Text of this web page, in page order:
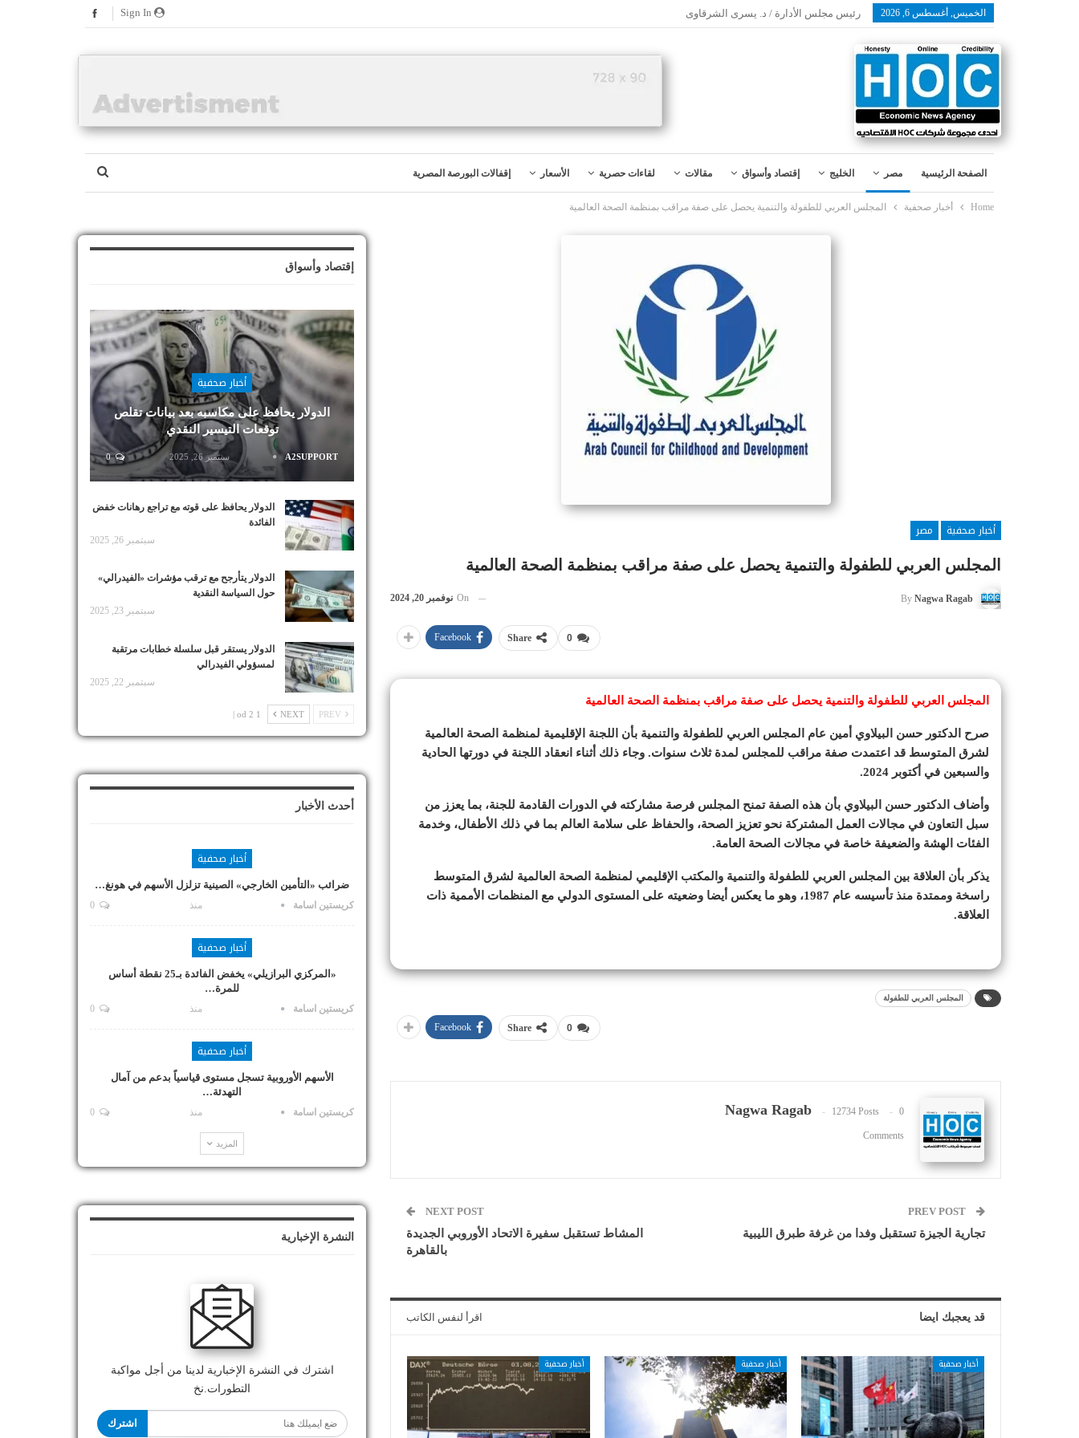
الخميس, أغسطس 6, 2026 رئيس مجلس الأدارة / د. يسرى الشرقاوى
الصفحة الرئيسية مصر الخليج إقتصاد وأسواق مقالات لقاءات حصرية الأسعار إقفالات البورصة المصرية
Home أخبار صحفية المجلس العربي للطفولة والتنمية يحصل على صفة مراقب بمنظمة الصحة العالمية
أخبار صحفية
مصر
المجلس العربي للطفولة والتنمية يحصل على صفة مراقب بمنظمة الصحة العالمية
By Nagwa Ragab
On نوفمبر 20, 2024
0
Share
Facebook
المجلس العربي للطفولة والتنمية يحصل على صفة مراقب بمنظمة الصحة العالمية
صرح الدكتور حسن البيلاوي أمين عام المجلس العربي للطفولة والتنمية بأن اللجنة الإقليمية لمنظمة الصحة العالمية
لشرق المتوسط قد اعتمدت صفة مراقب للمجلس لمدة ثلاث سنوات. وجاء ذلك أثناء انعقاد اللجنة في دورتها الحادية
والسبعين في أكتوبر 2024.
وأضاف الدكتور حسن البيلاوي بأن هذه الصفة تمنح المجلس فرصة مشاركته في الدورات القادمة للجنة، بما يعزز من
سبل التعاون في مجالات العمل المشتركة نحو تعزيز الصحة، والحفاظ على سلامة العالم بما في ذلك الأطفال، وخدمة
الفئات الهشة والضعيفة خاصة في مجالات الصحة العامة.
يذكر بأن العلاقة بين المجلس العربي للطفولة والتنمية والمكتب الإقليمي لمنظمة الصحة العالمية لشرق المتوسط
راسخة وممتدة منذ تأسيسه عام 1987، وهو ما يعكس أيضا وضعيته على المستوى الدولي مع المنظمات الأممية ذات
العلاقة.
المجلس العربي للطفولة
0
Share
Facebook
Nagwa Ragab 12734 Posts 0
Comments
تجارية الجيزة تستقبل وفدا من غرفة طبرق الليبية
NEXT POST
المشاط تستقبل سفيرة الاتحاد الأوروبي الجديدة
بالقاهرة
قد يعجبك ايضا اقرأ لنفس الكاتب
أخبار صحفية أخبار صحفية أخبار صحفية
إقتصاد وأسواق
أخبار صحفية
الدولار يحافظ على مكاسبه بعد بيانات تقلص
توقعات التيسير النقدي
A2SUPPORT سبتمبر 26, 2025 0
الدولار يحافظ على قوته مع تراجع رهانات خفض
الفائدة
سبتمبر 26, 2025
الدولار يتأرجح مع ترقب مؤشرات «الفيدرالي»
حول السياسة النقدية
سبتمبر 23, 2025
الدولار يستقر قبل سلسلة خطابات مرتقبة
لمسؤولي الفيدرالي
سبتمبر 22, 2025
NEXT
1 od 2 |
أحدث الأخبار
أخبار صحفية
ضرائب «التأمين الخارجي» الصينية تزلزل الأسهم في هونغ…
كريستين اسامة منذ
أخبار صحفية
«المركزي البرازيلي» يخفض الفائدة بـ25 نقطة أساس
للمرة…
كريستين اسامة منذ
أخبار صحفية
الأسهم الأوروبية تسجل مستوى قياسياً بدعم من آمال
التهدئة…
كريستين اسامة منذ
المزيد
النشرة الإخبارية
اشترك في النشرة الإخبارية لدينا من أجل مواكبة
التطورات.نخ
اشترك